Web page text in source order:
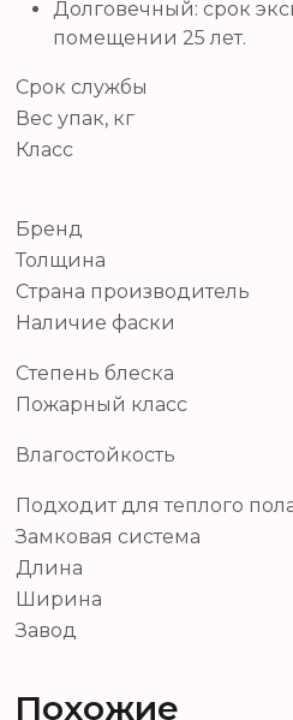
Долговечный: срок
помещении 25 лет.
Срок службы
Вес упак, кг
Класс
Бренд
Толщина
Страна производитель
Наличие фаски
Степень блеска
Пожарный класс
Влагостойкость
Подходит для теплого
Замковая система
Длина
Ширина
Завод
Похожие